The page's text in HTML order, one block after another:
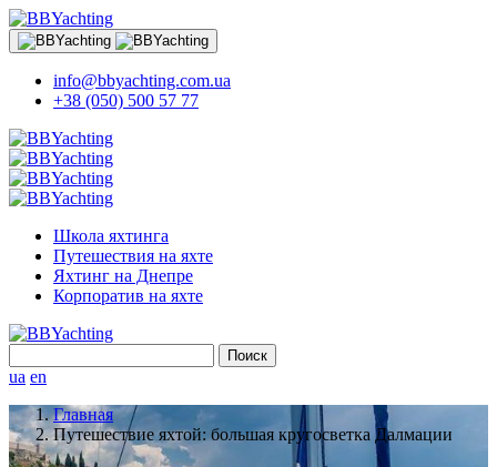
info@bbyachting.com.ua
+38 (050) 500 57 77
Школа яхтинга
Путешествия на яхте
Яхтинг на Днепре
Корпоратив на яхте
ua en
Главная
Путешествие яхтой: большая кругосветка Далмации